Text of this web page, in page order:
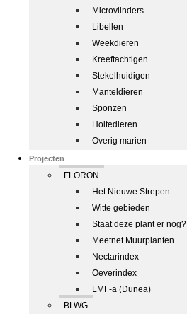
Microvlinders
Libellen
Weekdieren
Kreeftachtigen
Stekelhuidigen
Manteldieren
Sponzen
Holtedieren
Overig marien
Projecten
FLORON
Het Nieuwe Strepen
Witte gebieden
Staat deze plant er nog?
Meetnet Muurplanten
Nectarindex
Oeverindex
LMF-a (Dunea)
BLWG